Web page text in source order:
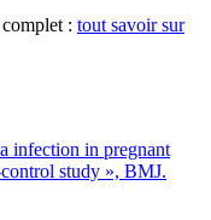
: tout savoir sur
infection in pregnant
study », BMJ.